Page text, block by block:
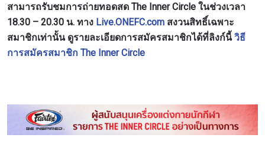
สามารถรับชมการถ่ายทอดสด The Inner Circle ในช่วงเวลา
18.30 – 20.30 น. ทาง Live.ONEFC.com สงวนสิทธิ์เฉพาะ
สมาชิกเท่านั้น ดูรายละเอียดการสมัครสมาชิกได้ที่ลิงก์นี้วิธี
การสมัครสมาชิก The Inner Circle
ดูไฮไลต์การแข่งขัน
สมัคร
การส่งแบบฟอร์มนี้ถือว่าท่านให้ความยินยอมให้เรา